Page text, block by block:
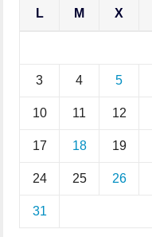
L M X
3 4 5
10 11 12
17 18 19
24 25 26
31